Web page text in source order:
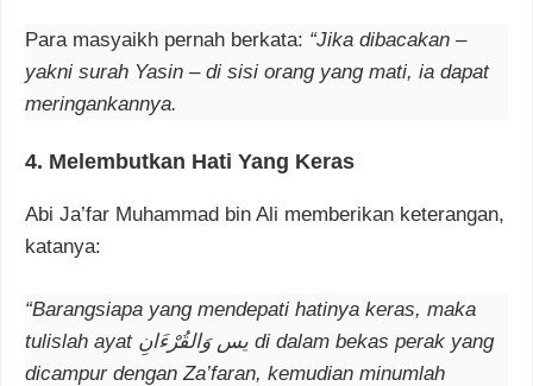
Para masyaikh pernah berkata: “Jika dibacakan –
yakni surah Yasin – di sisi orang yang mati, ia dapat
meringankannya.
4. Melembutkan Hati Yang Keras
Abi Ja’far Muhammad bin Ali memberikan keterangan,
katanya:
“Barangsiapa yang mendepati hatinya keras, maka
tulislah ayat يس وَالقُرْءَانِ di dalam bekas perak yang
dicampur dengan Za’faran, kemudian minumlah